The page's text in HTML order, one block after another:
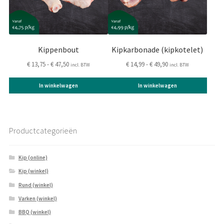
Kippenbout
€ 13,75-€ 47,50Prijsklasse:
tot
€ 47,50
incl. BTW
In winkelwagen
kan
gekozen
worden
productpagina
Kipkarbonade (kipkotelet)
€14,99-€49,90Prijsklasse:
tot
€ 49,90
incl. BTW
In winkelwagen
optie
kan
gekozen
worden
op
productpagina
Productcategorieën
Kip (online)
Kip (winkel)
Rund (winkel)
Varken (winkel)
BBQ (winkel)